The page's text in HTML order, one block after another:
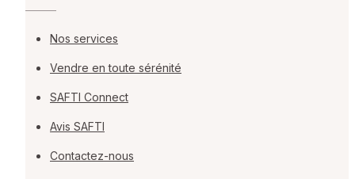
Nos services
Vendre en toute sérénité
SAFTI Connect
Avis SAFTI
Contactez-nous